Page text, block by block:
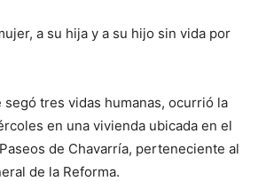
a su hija y a su hijo sin vida por
segó tres vidas humanas, ocurrió la
en una vivienda ubicada en el
de Chavarría, perteneciente al
de la Reforma.